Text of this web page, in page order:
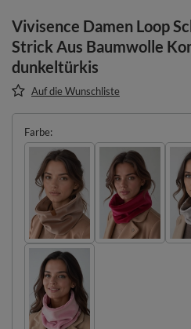
Vivisence Damen Loop
Strick Aus Baumwolle
dunkeltürkis
Auf die Wunschliste
Farbe